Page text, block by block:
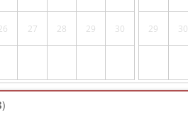
27 28 29 30 29 30
)